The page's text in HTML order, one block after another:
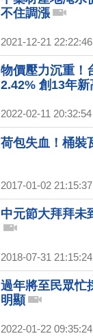
不住調漲
2021-12-21 22:22:46
物價壓力沉重！
2.42% 創13年新
2022-02-11 20:32:54
荷包失血！桶裝
2017-01-02 21:15:37
中元節大拜拜未
2018-07-31 21:15:24
過年將至民眾忙
明顯
2022-01-22 09:35:24